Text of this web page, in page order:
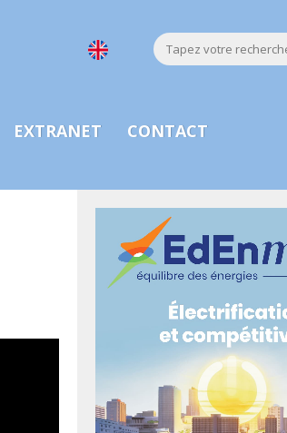
EXTRANET CONTACT